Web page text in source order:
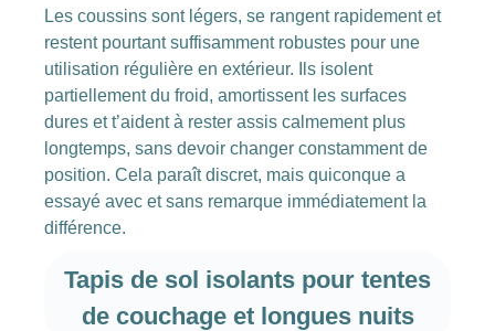
Les coussins sont légers, se rangent rapidement et
restent pourtant suffisamment robustes pour une
utilisation régulière en extérieur. Ils isolent
partiellement du froid, amortissent les surfaces
dures et t’aident à rester assis calmement plus
longtemps, sans devoir changer constamment de
position. Cela paraît discret, mais quiconque a
essayé avec et sans remarque immédiatement la
différence.
Tapis de sol isolants pour tentes
de couchage et longues nuits